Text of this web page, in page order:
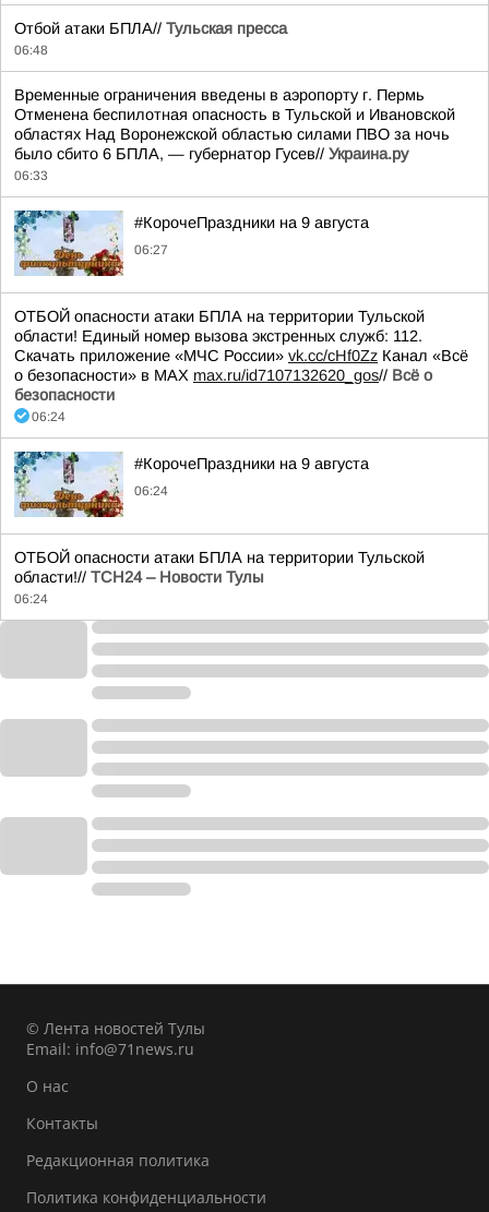
Отбой атаки БПЛА// Тульская пресса
06:48
Временные ограничения введены в аэропорту г. Пермь
Отменена беспилотная опасность в Тульской и Ивановской
областях Над Воронежской областью силами ПВО за ночь
было сбито 6 БПЛА, — губернатор Гусев// Украина.ру
06:33
#КорочеПраздники на 9 августа
06:27
ОТБОЙ опасности атаки БПЛА на территории Тульской
области! Единый номер вызова экстренных служб: 112.
Скачать приложение «МЧС России» vk.cc/cHf0Zz Канал «Всё
о безопасности» в МАХ max.ru/id7107132620_gos// Всё о
безопасности
06:24
#КорочеПраздники на 9 августа
06:24
ОТБОЙ опасности атаки БПЛА на территории Тульской
области!// ТСН24 – Новости Тулы
06:24
© Лента новостей Тулы
Email: info@71news.ru
О нас
Контакты
Редакционная политика
Политика конфиденциальности